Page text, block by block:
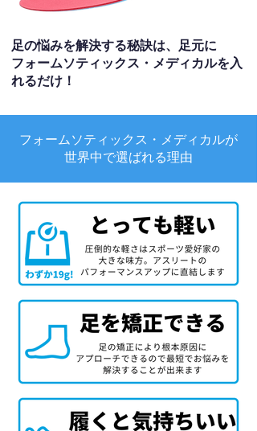
足の悩みを解決する秘訣は、足元に
フォームソティックス・メディカルを入
れるだけ！
フォームソティックス・メディカルが
世界中で選ばれる理由